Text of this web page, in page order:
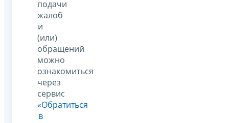
подачи
жалоб
и
(или)
обращений
можно
ознакомиться
через
сервис
«Обратиться
в